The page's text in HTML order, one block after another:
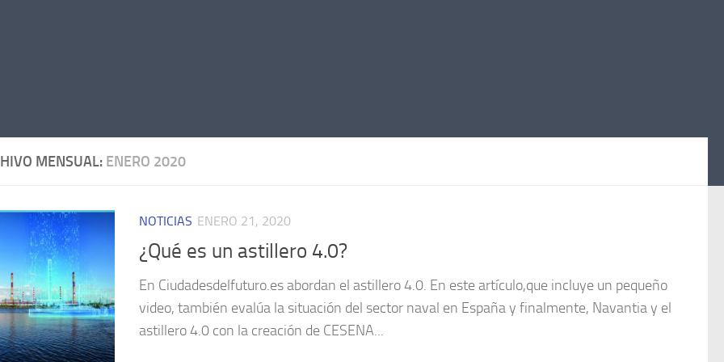
MENSUAL: ENERO 2020
NOTICIAS ENERO 21, 2020
¿Qué es un astillero 4.0?
En Ciudadesdelfuturo.es abordan el astillero 4.0. En este artículo,que incluye un pequeño
video, también evalúa la situación del sector naval en España y finalmente, Navantia y el
astillero 4.0 con la creación de CESENA...